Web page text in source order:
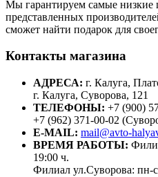
Мы гарантируем самые
представленных
сможет найти подарок для
Контакты магазина
АДРЕСА: г. Калуга,
г. Калуга, Суворова, 121
ТЕЛЕФОНЫ: +7 (900)
+7 (962) 371-00-02
E-MAIL: mail@avto-
ВРЕМЯ РАБОТЫ:
19:00 ч.
Филиал ул.Суворова: пн-